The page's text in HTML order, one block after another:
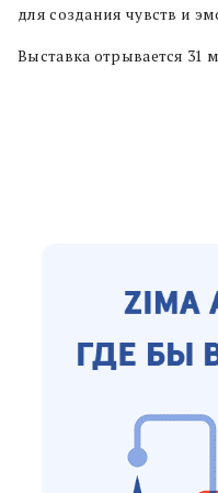
для создания чувств и
Выставка отрывается 31